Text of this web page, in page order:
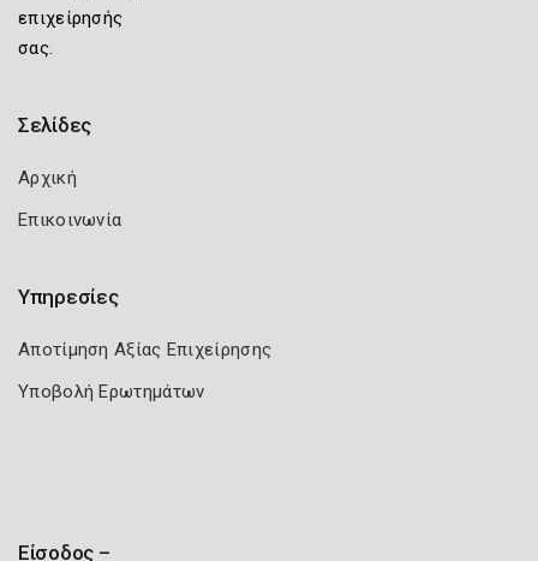
επιχείρησής
σας.
Σελίδες
Αρχική
Επικοινωνία
Υπηρεσίες
Αποτίμηση Αξίας Επιχείρησης
Υποβολή Ερωτημάτων
Είσοδος –